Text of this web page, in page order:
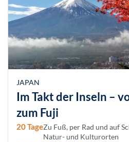
JAPAN
Im Takt der Inseln –
zum Fuji
20 TageZu Fuß, per Rad und auf
Natur- und Kulturorten